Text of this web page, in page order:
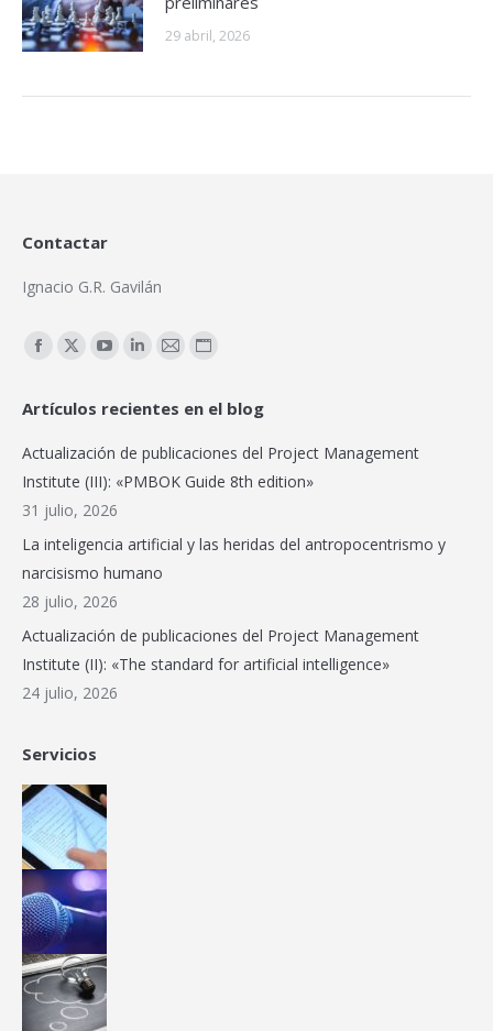
29 abril, 2026
Contactar
Ignacio G.R. Gavilán
Encuéntranos en:
Facebook
opens
in
new
window
X
opens
new
window
YouTube
opens
in
new
window
Linkedin
opens
new
Mail
opens
in
new
Sitio
page
in
Artículos recientes en el blog
Actualización de publicaciones del Project Management
Institute (III): «PMBOK Guide 8th edition»
31 julio, 2026
La inteligencia artificial y las heridas del antropocentrismo y
narcisismo humano
28 julio, 2026
Actualización de publicaciones del Project Management
Institute (II): «The standard for artificial intelligence»
24 julio, 2026
Servicios